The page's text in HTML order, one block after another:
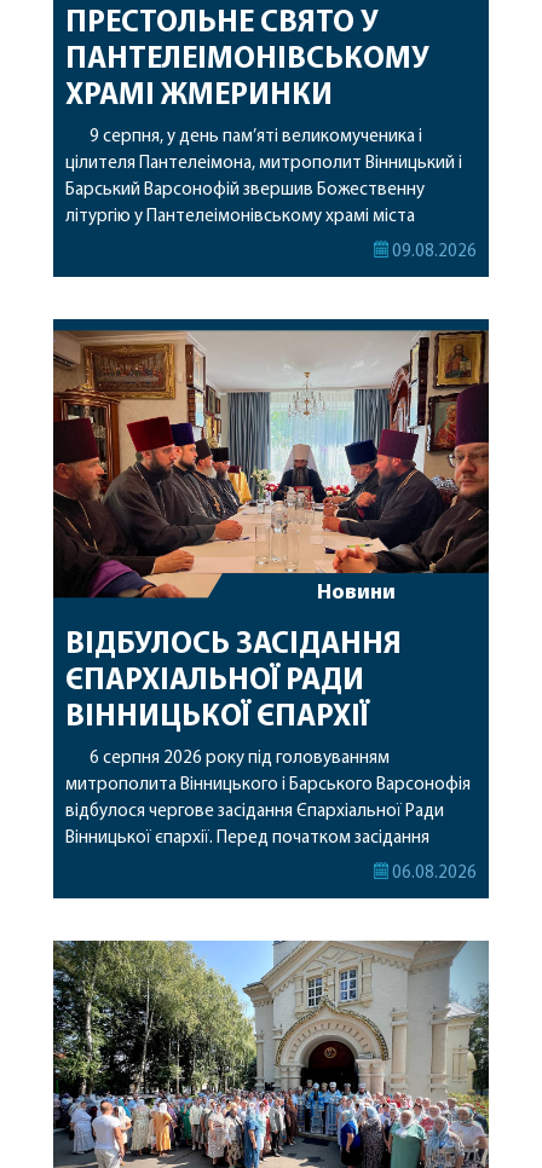
ПРЕСТОЛЬНЕ СВЯТО У
ПАНТЕЛЕІМОНІВСЬКОМУ
ХРАМІ ЖМЕРИНКИ
9 серпня, у день пам’яті великомученика і
цілителя Пантелеімона, митрополит Вінницький і
Барський Варсонофій звершив Божественну
літургію у Пантелеімонівському храмі міста
Жмеринки. Перед початком богослужіння
часткою її святих мощей. Митрополиту
Варсонофію співслужили секретар єпархії
архімандрит Єнох (Торак), благочинний
Жмеринського округу протоієрей Ярослав
Коромчевський, клірики […]
09.08.2026
Новини
ВІДБУЛОСЬ ЗАСІДАННЯ
ЄПАРХІАЛЬНОЇ РАДИ
ВІННИЦЬКОЇ ЄПАРХІЇ
6 серпня 2026 року під головуванням
митрополита Вінницького і Барського Варсонофія
відбулося чергове засідання Єпархіальної Ради
Вінницької єпархії. Перед початком засідання
секретар Єпархіальної Ради від імені членів Ради
побажавши йому міцного здоров’я, Божої
допомоги, миру, духовної радості та
благословенних успіхів у подальшому
архіпастирському служінні. […]
06.08.2026